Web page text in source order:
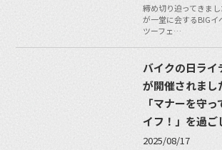
締め切り迫ってきま
が一堂に会するBIGイ
ツーフェ…
バイクの日ライ
が開催されまし
「マナーを守
イフ！」を過ご
2025/08/17